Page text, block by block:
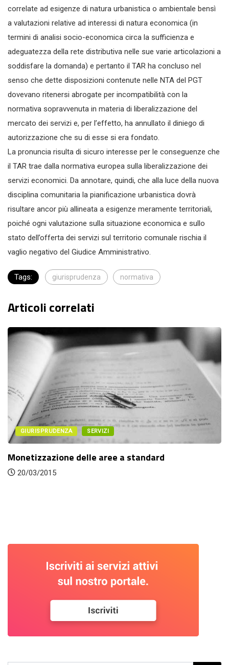
correlate ad esigenze di natura urbanistica o ambientale bensì
a valutazioni relative ad interessi di natura economica (in
termini di analisi socio-economica circa la sufficienza e
adeguatezza della rete distributiva nelle sue varie articolazioni a
soddisfare la domanda) e pertanto il TAR ha concluso nel
senso che dette disposizioni contenute nelle NTA del PGT
dovevano ritenersi abrogate per incompatibilità con la
normativa sopravvenuta in materia di liberalizzazione del
mercato dei servizi e, per l’effetto, ha annullato il diniego di
autorizzazione che su di esse si era fondato.
La pronuncia risulta di sicuro interesse per le conseguenze che
il TAR trae dalla normativa europea sulla liberalizzazione dei
servizi economici. Da annotare, quindi, che alla luce della nuova
disciplina comunitaria la pianificazione urbanistica dovrà
risultare ancor più allineata a esigenze meramente territoriali,
poiché ogni valutazione sulla situazione economica e sullo
stato dell’offerta dei servizi sul territorio comunale rischia il
vaglio negativo del Giudice Amministrativo.
Tags: giurisprudenza normativa
Articoli correlati
standard
La valutazione